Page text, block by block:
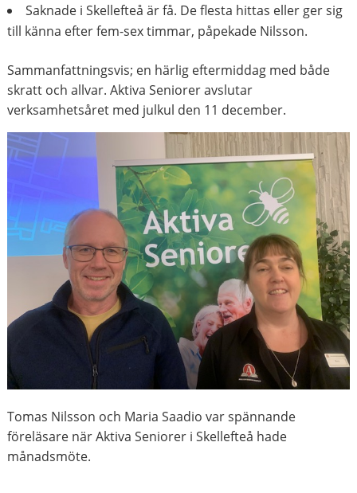
Saknade i Skellefteå är få. De flesta hittas eller ger sig
till känna efter fem-sex timmar, påpekade Nilsson.
Sammanfattningsvis; en härlig eftermiddag med både
skratt och allvar. Aktiva Seniorer avslutar
verksamhetsåret med julkul den 11 december.
Tomas Nilsson och Maria Saadio var spännande
föreläsare när Aktiva Seniorer i Skellefteå hade
månadsmöte.